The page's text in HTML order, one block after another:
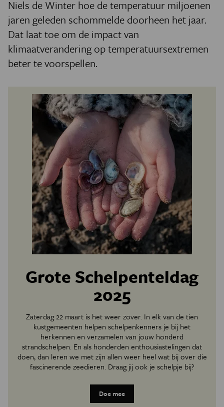
Niels de Winter hoe de temperatuur miljoenen
jaren geleden schommelde doorheen het jaar.
Dat laat toe om de impact van
klimaatverandering op temperatuursextremen
beter te voorspellen.
Grote Schelpenteldag
2025
Zaterdag 22 maart is het weer zover. In elk van de tien
kustgemeenten helpen schelpenkenners je bij het
herkennen en verzamelen van jouw honderd
strandschelpen. En als honderden enthousiastelingen dat
doen, dan leren we met zijn allen weer heel wat bij over die
fascinerende zeedieren. Draag jij ook je schelpje bij?
Doe mee